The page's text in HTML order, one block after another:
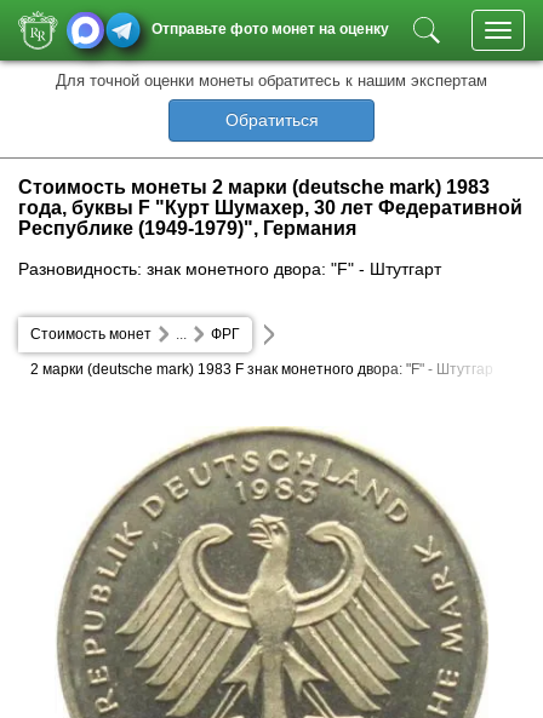
Отправьте фото монет на оценку
Для точной оценки монеты обратитесь к нашим экспертам
Обратиться
Стоимость монеты 2 марки (deutsche mark) 1983
года, буквы F "Курт Шумахер, 30 лет Федеративной
Республике (1949-1979)", Германия
Разновидность: знак монетного двора: "F" - Штутгарт
Стоимость монет ФРГ
...
2 марки (deutsche mark) 1983 F знак монетного двора: "F" - Штутгар